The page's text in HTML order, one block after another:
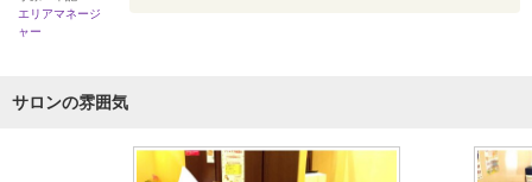
エリアマネージ
ャー
サロンの雰囲気